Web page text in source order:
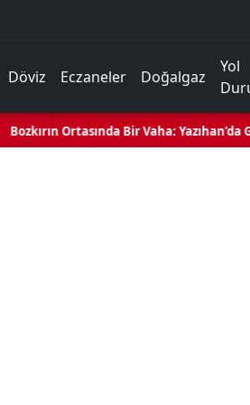
Döviz Eczaneler Doğalgaz
Yol
Bozkırın Ortasında Bir Vaha: Yazıhan’da